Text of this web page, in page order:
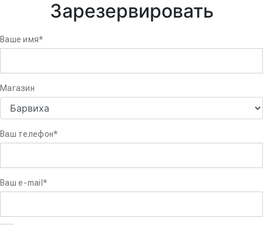
Зарезервировать
Ваше имя*
Магазин
Ваш телефон*
Ваш e-mail *